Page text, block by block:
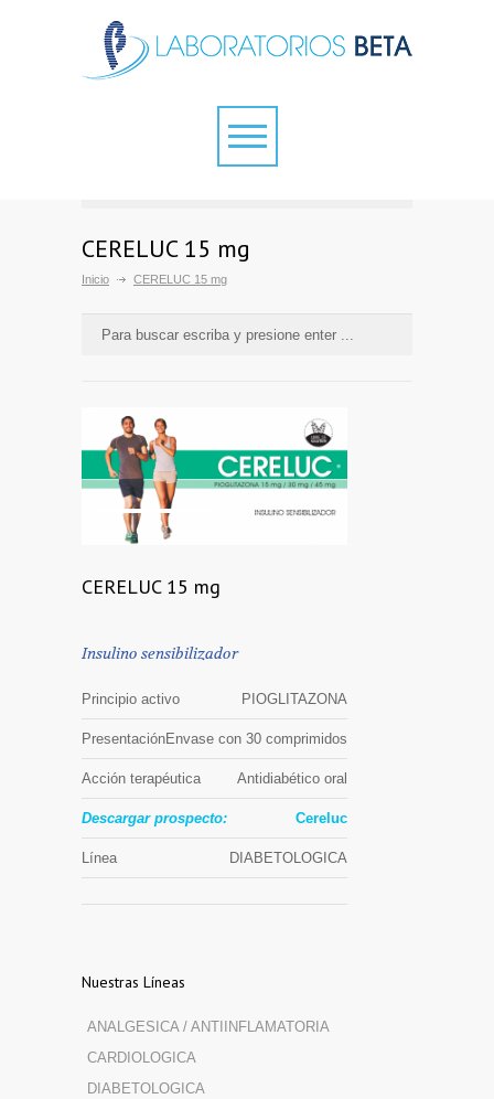
CERELUC 15 mg
Inicio CERELUC 15 mg
CERELUC 15 mg
Insulino sensibilizador
Principio activo PIOGLITAZONA
PresentaciónEnvase con 30 comprimidos
Acción terapéutica Antidiabético oral
Descargar prospecto: Cereluc
Línea DIABETOLOGICA
Nuestras Líneas
ANALGESICA / ANTIINFLAMATORIA
CARDIOLOGICA
DIABETOLOGICA